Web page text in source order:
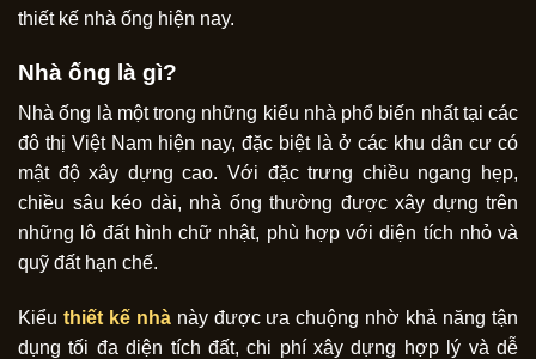
thiết kế nhà ống hiện nay.
Nhà ống là gì?
Nhà ống là một trong những kiểu nhà phổ biến nhất tại các
đô thị Việt Nam hiện nay, đặc biệt là ở các khu dân cư có
mật độ xây dựng cao. Với đặc trưng chiều ngang hẹp,
chiều sâu kéo dài, nhà ống thường được xây dựng trên
những lô đất hình chữ nhật, phù hợp với diện tích nhỏ và
quỹ đất hạn chế.
Kiểu thiết kế nhànày được ưa chuộng nhờ khả năng tận
dụng tối đa diện tích đất, chi phí xây dựng hợp lý và dễ